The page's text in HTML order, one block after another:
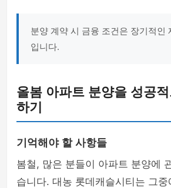
분양 계약 시 금융 조건은 장기적인
입니다.
올봄 아파트 분양을 성공
하기
기억해야 할 사항들
봄철, 많은 분들이 아파트 분양에
습니다. 대농 롯데캐슬시티는 그